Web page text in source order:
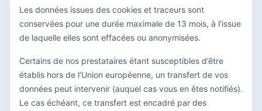
Les données issues des cookies et traceurs sont
conservées pour une durée maximale de 13 mois, à l’issue
de laquelle elles sont effacées ou anonymisées.
Certains de nos prestataires étant susceptibles d’être
établis hors de l’Union européenne, un transfert de vos
données peut intervenir (auquel cas vous en êtes notifiés).
Le cas échéant, ce transfert est encadré par des